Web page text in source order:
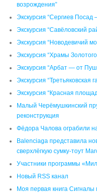
возрождения”
Экскурсия “Сергиев Посад
Экскурсия “Савёловский
Экскурсия “Новодевичий
Экскурсия “Храмы
Экскурсия “Арбат — от
Экскурсия “Третьяковская
Экскурсия “Красная
Малый Черёмушкинский
реконструкция
Фёдора Чалова ограбили
Balenciaga представила
сверхлёгкую сумку-тоут
Участники программы
Новый RSS канал
Моя первая книга Сигналы